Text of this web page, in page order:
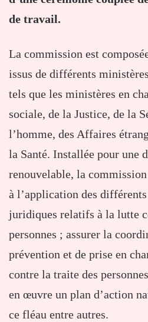
de travail.
La commission est
issus de différents
tels que les ministères en
sociale, de la Justice, de la
l’homme, des Affaires
la Santé. Installée pour une
renouvelable, la
à l’application des
juridiques relatifs à la lutte
personnes ; assurer la
prévention et de prise en
contre la traite des
en œuvre un plan d’action
ce fléau entre autres.